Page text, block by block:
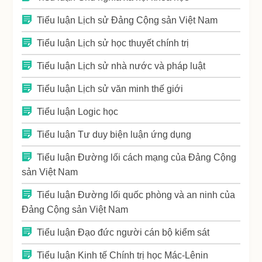
Tiểu luận Lịch sử Đảng Cộng sản Việt Nam
Tiểu luận Lịch sử học thuyết chính trị
Tiểu luận Lịch sử nhà nước và pháp luật
Tiểu luận Lịch sử văn minh thế giới
Tiểu luận Logic học
Tiểu luận Tư duy biện luận ứng dụng
Tiểu luận Đường lối cách mạng của Đảng Cộng
sản Việt Nam
Tiểu luận Đường lối quốc phòng và an ninh của
Đảng Cộng sản Việt Nam
Tiểu luận Đạo đức người cán bộ kiểm sát
Tiểu luận Kinh tế Chính trị học Mác-Lênin